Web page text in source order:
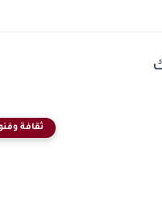
ثقافة